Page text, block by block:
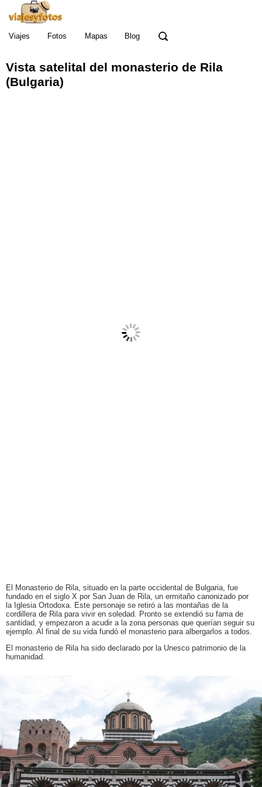
Viajes Fotos Mapas Blog
Vista satelital del monasterio de Rila
(Bulgaria)
El Monasterio de Rila, situado en la parte occidental de Bulgaria, fue
fundado en el siglo X por San Juan de Rila, un ermitaño canonizado por
la Iglesia Ortodoxa. Este personaje se retiró a las montañas de la
cordillera de Rila para vivir en soledad. Pronto se extendió su fama de
santidad, y empezaron a acudir a la zona personas que querían seguir su
ejemplo. Al final de su vida fundó el monasterio para albergarlos a todos.
El monasterio de Rila ha sido declarado por la Unesco patrimonio de la
humanidad.